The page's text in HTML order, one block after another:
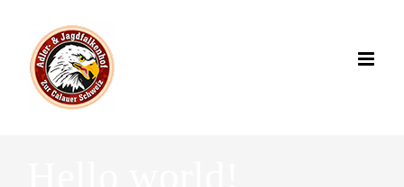
Inhalt
springen